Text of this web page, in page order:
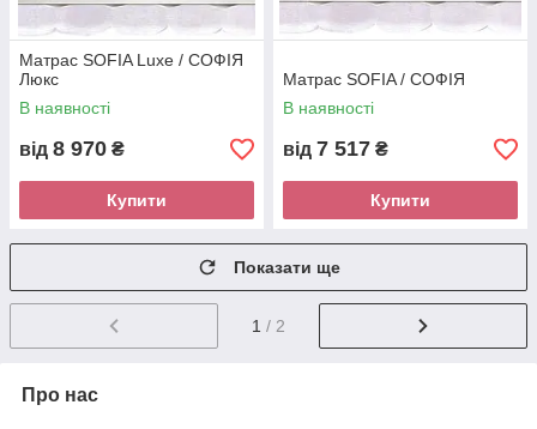
Матрас SOFIA Luxe / СОФІЯ
Люкс
В наявності
від 8 970 ₴
Купити
Матрас SOFIA / СОФІЯ
В наявності
від 7 517 ₴
Купити
Показати ще
1 / 2
Про нас